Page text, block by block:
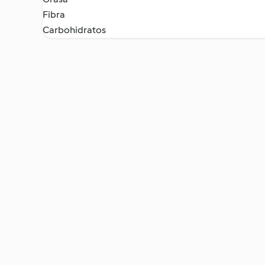
Fibra
Carbohidratos